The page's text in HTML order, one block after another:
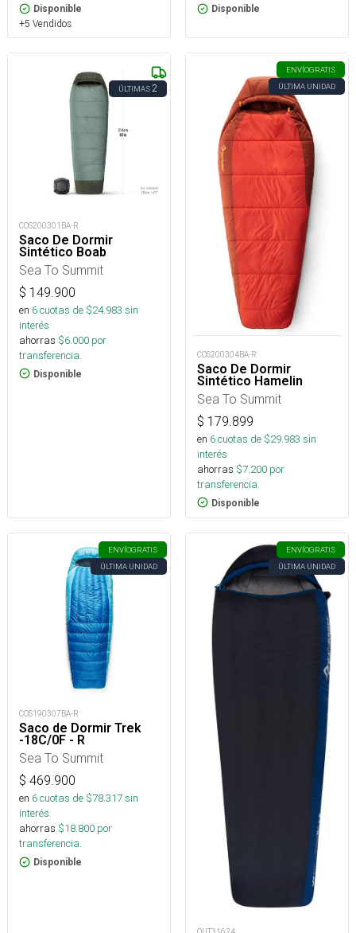
Disponible
+5 Vendidos
Disponible
ÚLTIMAS2
COS200301BA-R
Saco De Dormir
Sintético Boab
Sea To Summit
$ 149.900
en 6cuotas de $24.983 sin
interés
ahorras $6.000 por
transferencia.
Disponible
ENVÍOGRATIS
ÚLTIMA UNIDAD
COS200304BA-R
Saco De Dormir
Sintético Hamelin
Sea To Summit
$ 179.899
en 6cuotas de $29.983 sin
interés
ahorras $7.200 por
transferencia.
Disponible
ENVÍOGRATIS
ÚLTIMA UNIDAD
COS190307BA-R
Saco de Dormir Trek
-18C/0F - R
Sea To Summit
$ 469.900
en 6cuotas de $78.317sin
interés
ahorras $18.800 por
transferencia.
Disponible
ENVÍOGRATIS
ÚLTIMA UNIDAD